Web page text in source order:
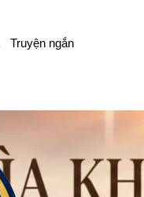
Truyện ngắn